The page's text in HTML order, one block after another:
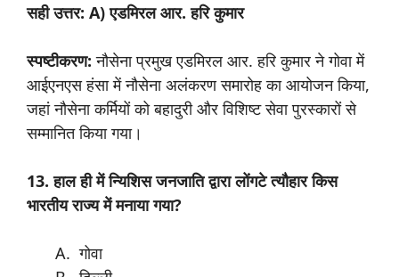
सही उत्तर: A) एडमिरल आर. हरि कुमार
स्पष्टीकरण: नौसेना प्रमुख एडमिरल आर. हरि कुमार ने गोवा में
आईएनएस हंसा में नौसेना अलंकरण समारोह का आयोजन किया,
जहां नौसेना कर्मियों को बहादुरी और विशिष्ट सेवा पुरस्कारों से
सम्मानित किया गया।
13. हाल ही में न्यिशिस जनजाति द्वारा लोंगटे त्यौहार किस
भारतीय राज्य में मनाया गया?
गोवा